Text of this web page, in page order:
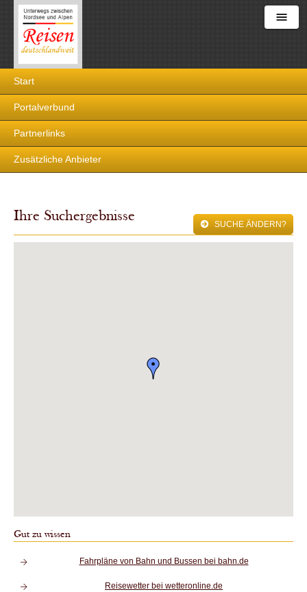
deutschlandweit
Start
Portalverbund
Partnerlinks
Zusätzliche Anbieter
Ihre Suchergebnisse SUCHE ÄNDERN?
Gut zu wissen
Fahrpläne von Bahn und Bussen bei bahn.de
Reisewetter bei wetteronline.de